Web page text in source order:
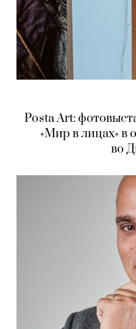
Posta Art:
«Мир в лицах»
во